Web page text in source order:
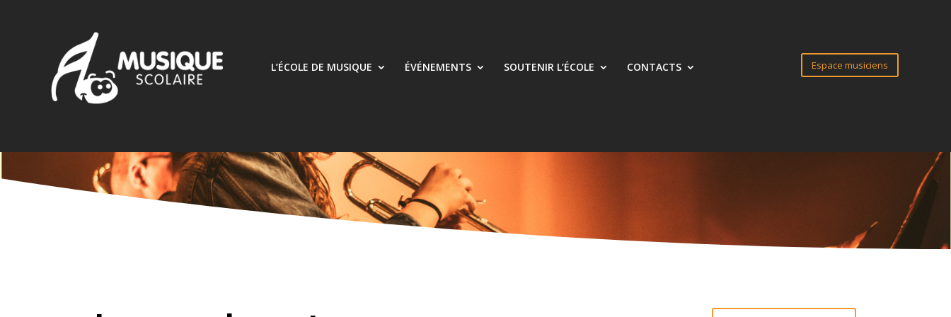
L’ÉCOLE DE MUSIQUE ÉVÉNEMENTS SOUTENIR L’ÉCOLE CONTACTS Espace musiciens